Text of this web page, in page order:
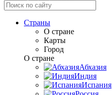
Страны
О стране
Карты
Город
О стране
Абхазия
Индия
Испания